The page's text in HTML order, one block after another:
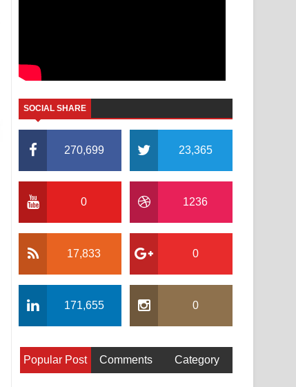
SOCIAL SHARE
270,699 23,365
0 1236
17,833 0
171,655 0
Popular Post Comments Category